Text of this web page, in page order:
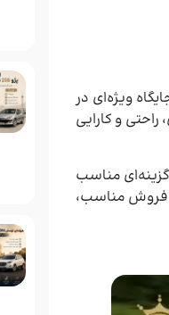
ویژه‌ای در
و کارایی
پیشرانه، از جمله ویژگی‌هایی هستند که اپتیما ۲۰۱۷ را به گزینه‌ای مناسب
فروش مناسب،